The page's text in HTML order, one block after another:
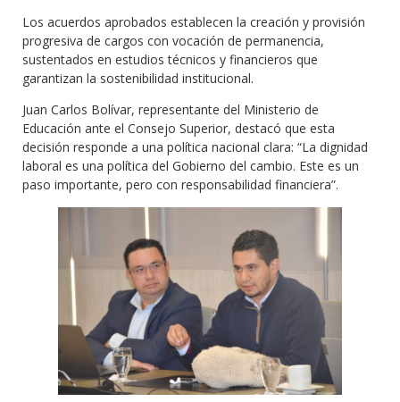
Los acuerdos aprobados establecen la creación y provisión
progresiva de cargos con vocación de permanencia,
sustentados en estudios técnicos y financieros que
garantizan la sostenibilidad institucional.
Juan Carlos Bolívar, representante del Ministerio de
Educación ante el Consejo Superior, destacó que esta
decisión responde a una política nacional clara: “La dignidad
laboral es una política del Gobierno del cambio. Este es un
paso importante, pero con responsabilidad financiera”.